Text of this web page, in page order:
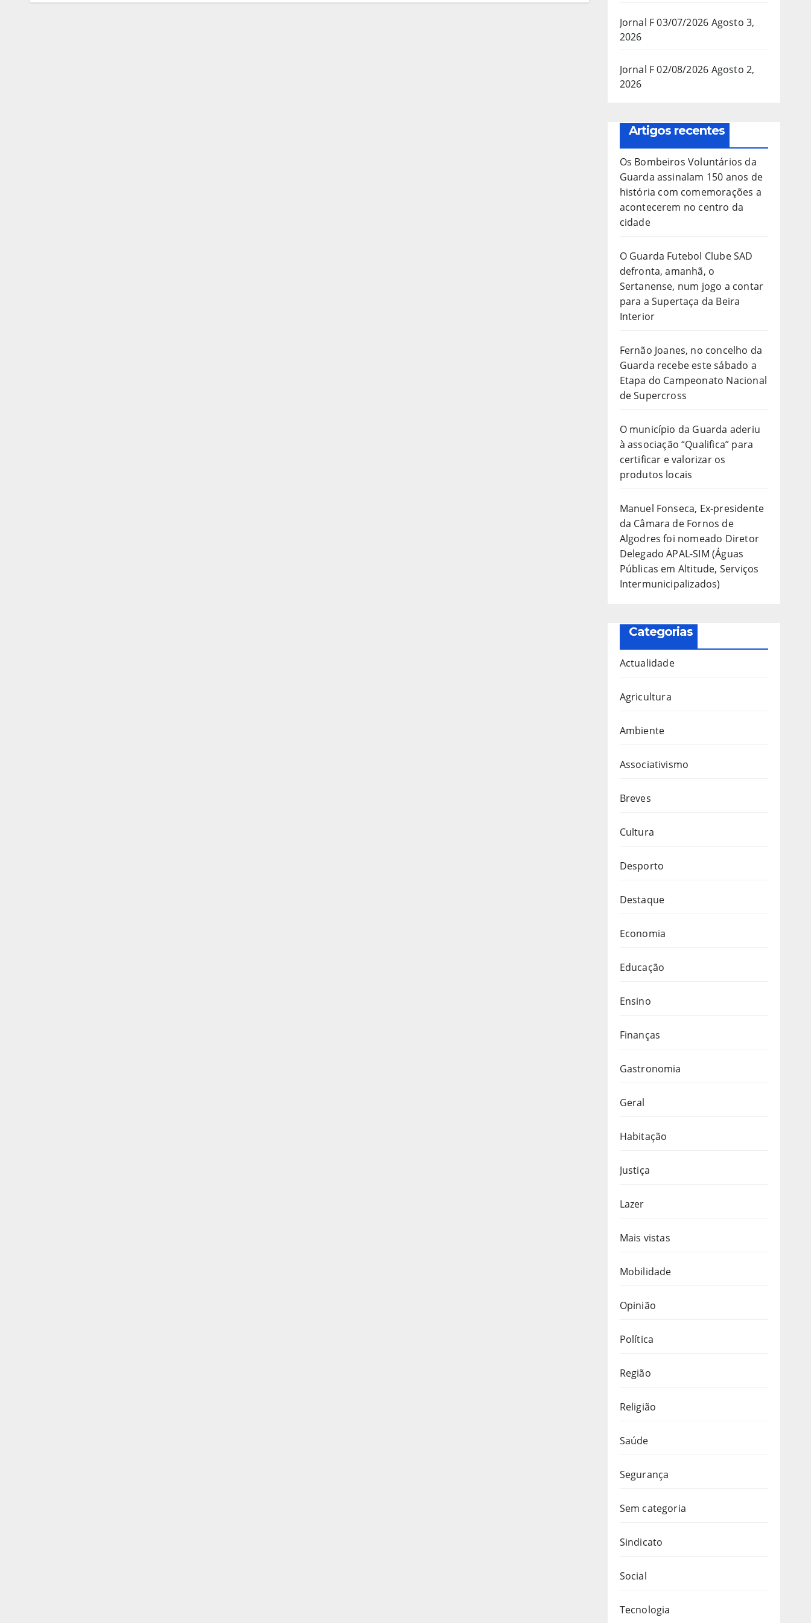
Jornal F 03/07/2026 Agosto 3,
2026
Jornal F 02/08/2026 Agosto 2,
2026
Artigos recentes
Os Bombeiros Voluntários da
Guarda assinalam 150 anos de
história com comemorações a
acontecerem no centro da
cidade
O Guarda Futebol Clube SAD
defronta, amanhã, o
Sertanense, num jogo a contar
para a Supertaça da Beira
Interior
Fernão Joanes, no concelho da
Guarda recebe este sábado a
Etapa do Campeonato Nacional
de Supercross
O município da Guarda aderiu
à associação “Qualifica” para
certificar e valorizar os
produtos locais
Manuel Fonseca, Ex-presidente
da Câmara de Fornos de
Algodres foi nomeado Diretor
Delegado APAL-SIM (Águas
Públicas em Altitude, Serviços
Intermunicipalizados)
Categorias
Actualidade
Agricultura
Ambiente
Associativismo
Breves
Cultura
Desporto
Destaque
Economia
Educação
Ensino
Finanças
Gastronomia
Geral
Habitação
Justiça
Lazer
Mais vistas
Mobilidade
Opinião
Política
Região
Religião
Saúde
Segurança
Sem categoria
Sindicato
Social
Tecnologia